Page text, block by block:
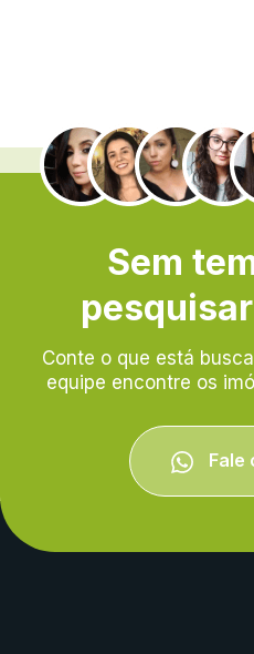
.
Sem
Conte o que está
equipe encontre os
Fale